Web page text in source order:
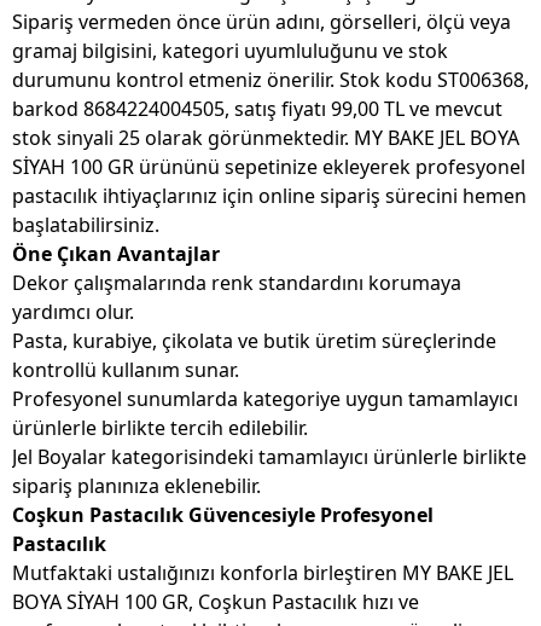
Sipariş vermeden önce ürün adını, görselleri, ölçü veya
gramaj bilgisini, kategori uyumluluğunu ve stok
durumunu kontrol etmeniz önerilir. Stok kodu ST006368,
barkod 8684224004505, satış fiyatı 99,00 TL ve mevcut
stok sinyali 25 olarak görünmektedir. MY BAKE JEL BOYA
SİYAH 100 GR ürününü sepetinize ekleyerek profesyonel
pastacılık ihtiyaçlarınız için online sipariş sürecini hemen
başlatabilirsiniz.
Öne Çıkan Avantajlar
Dekor çalışmalarında renk standardını korumaya
yardımcı olur.
Pasta, kurabiye, çikolata ve butik üretim süreçlerinde
kontrollü kullanım sunar.
Profesyonel sunumlarda kategoriye uygun tamamlayıcı
ürünlerle birlikte tercih edilebilir.
Jel Boyalar kategorisindeki tamamlayıcı ürünlerle birlikte
sipariş planınıza eklenebilir.
Coşkun Pastacılık Güvencesiyle Profesyonel
Pastacılık
Mutfaktaki ustalığınızı konforla birleştiren MY BAKE JEL
BOYA SİYAH 100 GR, Coşkun Pastacılık hızı ve